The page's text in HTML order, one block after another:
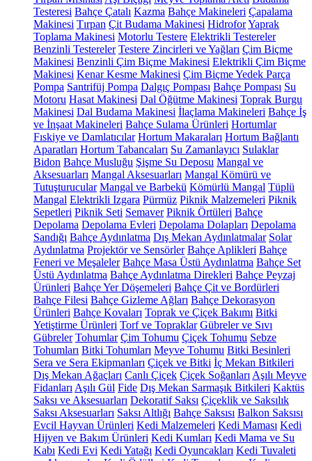
Testeresi Bahçe Çatalı Kazma Bahçe Makineleri Çapalama
Makinesi Tırpan Çit Budama Makinesi HidroforYaprak
Toplama Makinesi Motorlu Testere Elektrikli Testereler
Benzinli Testereler Testere Zincirleri ve Yağları Çim Biçme
Makinesi Benzinli Çim Biçme Makinesi Elektrikli Çim Biçme
Makinesi Kenar Kesme Makinesi Çim Biçme Yedek Parça
Pompa Santrifüj Pompa Dalgıç Pompası Bahçe Pompası Su
Motoru Hasat Makinesi Dal Öğütme Makinesi Toprak Burgu
Makinesi Dal Budama Makinesi İlaçlama Makineleri Bahçe İş
ve İnşaat Makineleri Bahçe Sulama Ürünleri Hortumlar
Fıskiye ve Damlatıcılar Hortum Makaraları Hortum Bağlantı
Aparatları Hortum Tabancaları Su Zamanlayıcı Sulaklar
Bidon Bahçe Musluğu Şişme Su Deposu Mangal ve
Aksesuarları Mangal Aksesuarları Mangal Kömürü ve
Tutuşturucular Mangal ve Barbekü Kömürlü Mangal Tüplü
Mangal Elektrikli Izgara Pürmüz Piknik Malzemeleri Piknik
Sepetleri Piknik Seti Semaver Piknik Örtüleri Bahçe
Depolama Depolama Evleri Depolama Dolapları Depolama
Sandığı Bahçe Aydınlatma Dış Mekan Aydınlatmalar Solar
Aydınlatma Projektör ve Sensörler Bahçe Aplikleri Bahçe
Feneri ve Meşaleler Bahçe Masa Üstü Aydınlatma Bahçe Set
Üstü Aydınlatma Bahçe Aydınlatma Direkleri Bahçe Peyzaj
Ürünleri Bahçe Yer Döşemeleri Bahçe Çit ve Bordürleri
Bahçe Filesi Bahçe Gizleme Ağları Bahçe Dekorasyon
Ürünleri Bahçe Kovaları Toprak ve Çiçek Bakımı Bitki
Yetiştirme Ürünleri Torf ve Topraklar Gübreler ve Sıvı
Gübreler Tohumlar Çim Tohumu Çiçek Tohumu Sebze
Tohumları Bitki Tohumları Meyve Tohumu Bitki Besinleri
Sera ve Sera Ekipmanları Çiçek ve Bitki İç Mekan Bitkileri
Dış Mekan Ağaçları Canlı Çiçek Çiçek Soğanları Aşılı Meyve
Fidanları Aşılı Gül Fide Dış Mekan Sarmaşık Bitkileri Kaktüs
Saksı ve Aksesuarları Dekoratif Saksı Çiçeklik ve Saksılık
Saksı Aksesuarları Saksı Altlığı Bahçe Saksısı Balkon Saksısı
Evcil Hayvan Ürünleri Kedi Malzemeleri Kedi Maması Kedi
Hijyen ve Bakım Ürünleri Kedi Kumları Kedi Mama ve Su
Kabı Kedi Evi Kedi Yatağı Kedi Oyuncakları Kedi Tuvaleti